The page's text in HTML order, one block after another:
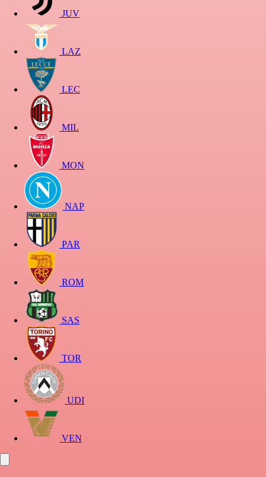
JUV
LAZ
LEC
MIL
MON
NAP
PAR
ROM
SAS
TOR
UDI
VEN